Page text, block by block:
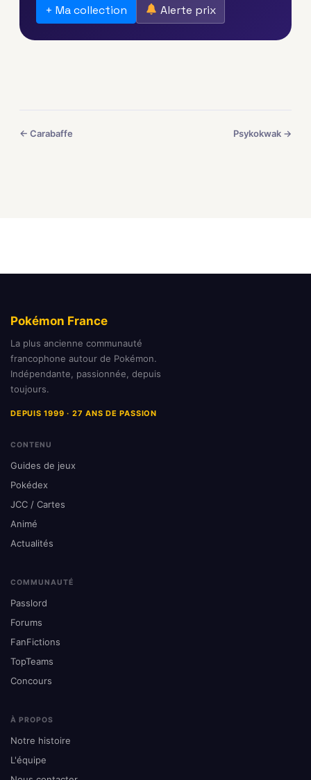
+ Ma collection Alerte prix
← Carabaffe Psykokwak →
Pokémon France
La plus ancienne communauté
francophone autour de Pokémon.
Indépendante, passionnée, depuis
toujours.
DEPUIS 1999 · 27 ANS DE PASSION
CONTENU
Guides de jeux
Pokédex
JCC / Cartes
Animé
Actualités
COMMUNAUTÉ
Passlord
Forums
FanFictions
TopTeams
Concours
À PROPOS
Notre histoire
L'équipe